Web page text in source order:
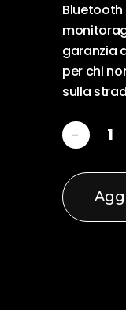
garanzia
per chi
sulla